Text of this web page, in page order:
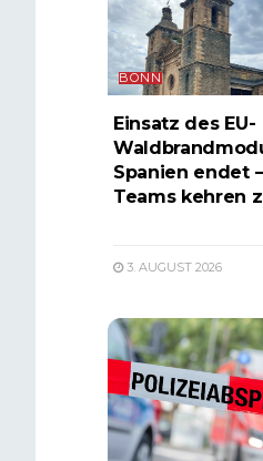
BONN
Einsatz des EU-
Spanien endet
Teams kehren
3. AUGUST 2026